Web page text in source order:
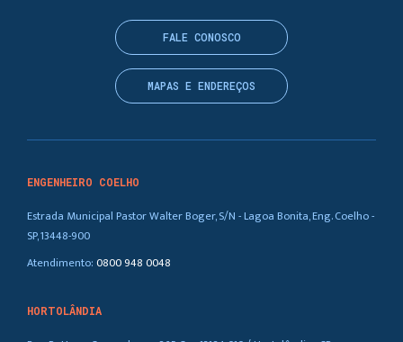
ENGENHEIRO COELHO
Estrada Municipal Pastor Walter Boger, S/N - Lagoa Bonita, Eng. Coelho -
SP, 13448-900
Atendimento:0800 948 0048
HORTOLÂNDIA
FALE CONOSCO
MAPAS E ENDEREÇOS